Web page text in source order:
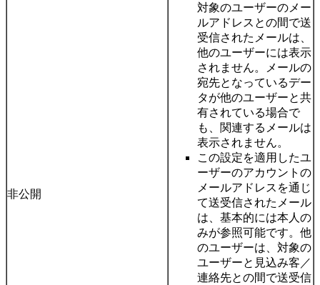
非公開
対象のユーザーのメー
ルアドレスとの間で送
受信されたメールは、
他のユーザーには表示
されません。メールの
宛先となっているデー
タが他のユーザーと共
有されている場合で
も、関連するメールは
表示されません。
この設定を適用したユ
ーザーのアカウントの
メールアドレスを通じ
て送受信されたメール
は、基本的には本人の
みが参照可能です。他
のユーザーは、対象の
ユーザーと見込み客／
連絡先との間で送受信